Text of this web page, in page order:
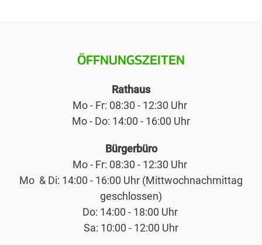
ÖFFNUNGSZEITEN
Rathaus
Mo - Fr: 08:30 - 12:30 Uhr
Mo - Do: 14:00 - 16:00 Uhr
Bürgerbüro
Mo - Fr: 08:30 - 12:30 Uhr
Mo & Di: 14:00 - 16:00 Uhr (Mittwochnachmittag
geschlossen)
Do: 14:00 - 18:00 Uhr
Sa: 10:00 - 12:00 Uhr